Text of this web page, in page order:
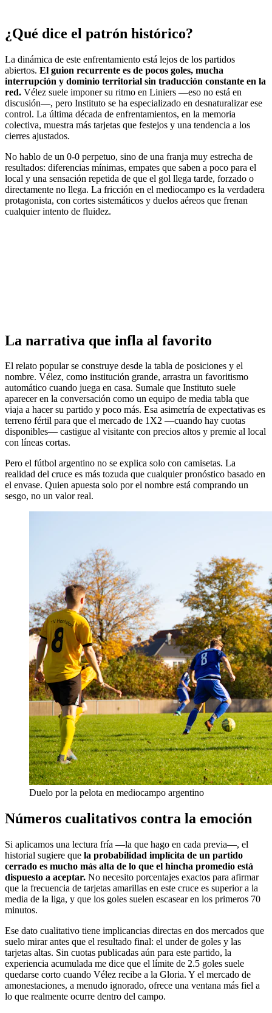
¿Qué dice el patrón histórico?
La dinámica de este enfrentamiento está lejos de los partidos
abiertos. El guion recurrente es de pocos goles, mucha
interrupción y dominio territorial sin traducción constante en la
red. Vélez suele imponer su ritmo en Liniers —eso no está en
discusión—, pero Instituto se ha especializado en desnaturalizar ese
control. La última década de enfrentamientos, en la memoria
colectiva, muestra más tarjetas que festejos y una tendencia a los
cierres ajustados.
No hablo de un 0-0 perpetuo, sino de una franja muy estrecha de
resultados: diferencias mínimas, empates que saben a poco para el
local y una sensación repetida de que el gol llega tarde, forzado o
directamente no llega. La fricción en el mediocampo es la verdadera
protagonista, con cortes sistemáticos y duelos aéreos que frenan
cualquier intento de fluidez.
La narrativa que infla al favorito
El relato popular se construye desde la tabla de posiciones y el
nombre. Vélez, como institución grande, arrastra un favoritismo
automático cuando juega en casa. Sumale que Instituto suele
aparecer en la conversación como un equipo de media tabla que
viaja a hacer su partido y poco más. Esa asimetría de expectativas es
terreno fértil para que el mercado de 1X2 —cuando hay cuotas
disponibles— castigue al visitante con precios altos y premie al local
con líneas cortas.
Pero el fútbol argentino no se explica solo con camisetas. La
realidad del cruce es más tozuda que cualquier pronóstico basado en
el envase. Quien apuesta solo por el nombre está comprando un
sesgo, no un valor real.
Duelo por la pelota en mediocampo argentino
Números cualitativos contra la emoción
Si aplicamos una lectura fría —la que hago en cada previa—, el
historial sugiere que la probabilidad implícita de un partido
cerrado es mucho más alta de lo que el hincha promedio está
dispuesto a aceptar. No necesito porcentajes exactos para afirmar
que la frecuencia de tarjetas amarillas en este cruce es superior a la
media de la liga, y que los goles suelen escasear en los primeros 70
minutos.
Ese dato cualitativo tiene implicancias directas en dos mercados que
suelo mirar antes que el resultado final: el under de goles y las
tarjetas altas. Sin cuotas publicadas aún para este partido, la
experiencia acumulada me dice que el límite de 2.5 goles suele
quedarse corto cuando Vélez recibe a la Gloria. Y el mercado de
amonestaciones, a menudo ignorado, ofrece una ventana más fiel a
lo que realmente ocurre dentro del campo.